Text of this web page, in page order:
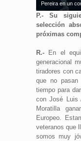
Pereira en un
P.- Su
selección
próximas
R.- En el
generacional
tiradores con
que no
tiempo para
con José Luis
Moratilla
Europeo.
veteranos que
somos muy